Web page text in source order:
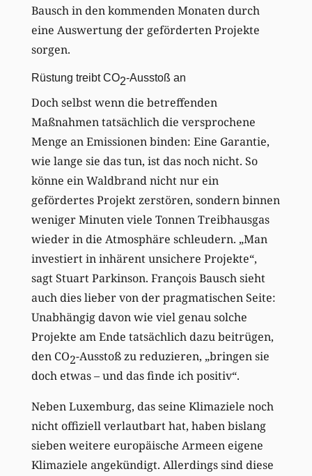
Bausch in den kommenden Monaten durch
eine Auswertung der geförderten Projekte
sorgen.
Rüstung treibt CO2-Ausstoß an
Doch selbst wenn die betreffenden
Maßnahmen tatsächlich die versprochene
Menge an Emissionen binden: Eine Garantie,
wie lange sie das tun, ist das noch nicht. So
könne ein Waldbrand nicht nur ein
gefördertes Projekt zerstören, sondern binnen
weniger Minuten viele Tonnen Treibhausgas
wieder in die Atmosphäre schleudern. „Man
investiert in inhärent unsichere Projekte“,
sagt Stuart Parkinson. François Bausch sieht
auch dies lieber von der pragmatischen Seite:
Unabhängig davon wie viel genau solche
Projekte am Ende tatsächlich dazu beitrügen,
den CO2-Ausstoß zu reduzieren, „bringen sie
doch etwas – und das finde ich positiv“.
Neben Luxemburg, das seine Klimaziele noch
nicht offiziell verlautbart hat, haben bislang
sieben weitere europäische Armeen eigene
Klimaziele angekündigt. Allerdings sind diese